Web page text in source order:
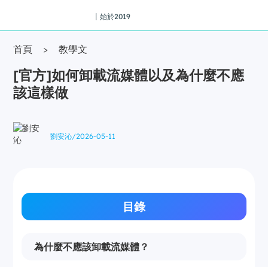
丨始於2019
首頁 > 教學文
[官方]如何卸載流媒體以及為什麼不應
該這樣做
劉安沁/2026-05-11
目錄
為什麼不應該卸載流媒體？